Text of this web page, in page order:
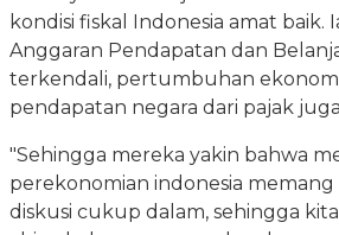
kondisi fiskal Indonesia amat baik.
Anggaran Pendapatan dan
terkendali, pertumbuhan
pendapatan negara dari pajak
"Sehingga mereka yakin bahwa
perekonomian indonesia memang
diskusi cukup dalam, sehingga